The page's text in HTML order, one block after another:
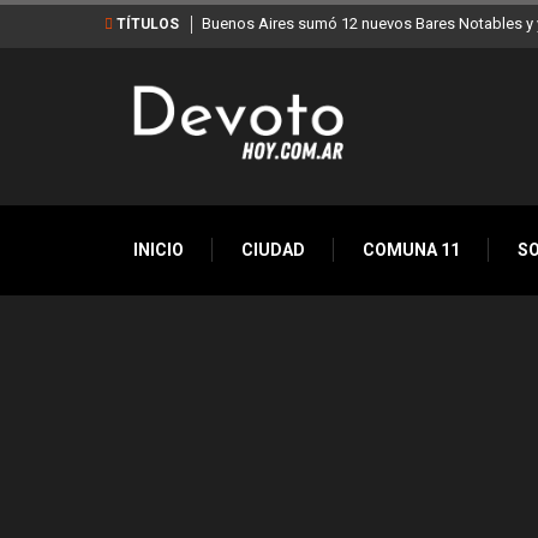
TÍTULOS Buenos Aires sumó 12 nuevos Bares Notables
INICIO CIUDAD COMUNA 11